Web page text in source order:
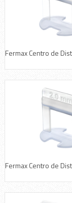
Fermax Centro de
Fermax Centro de